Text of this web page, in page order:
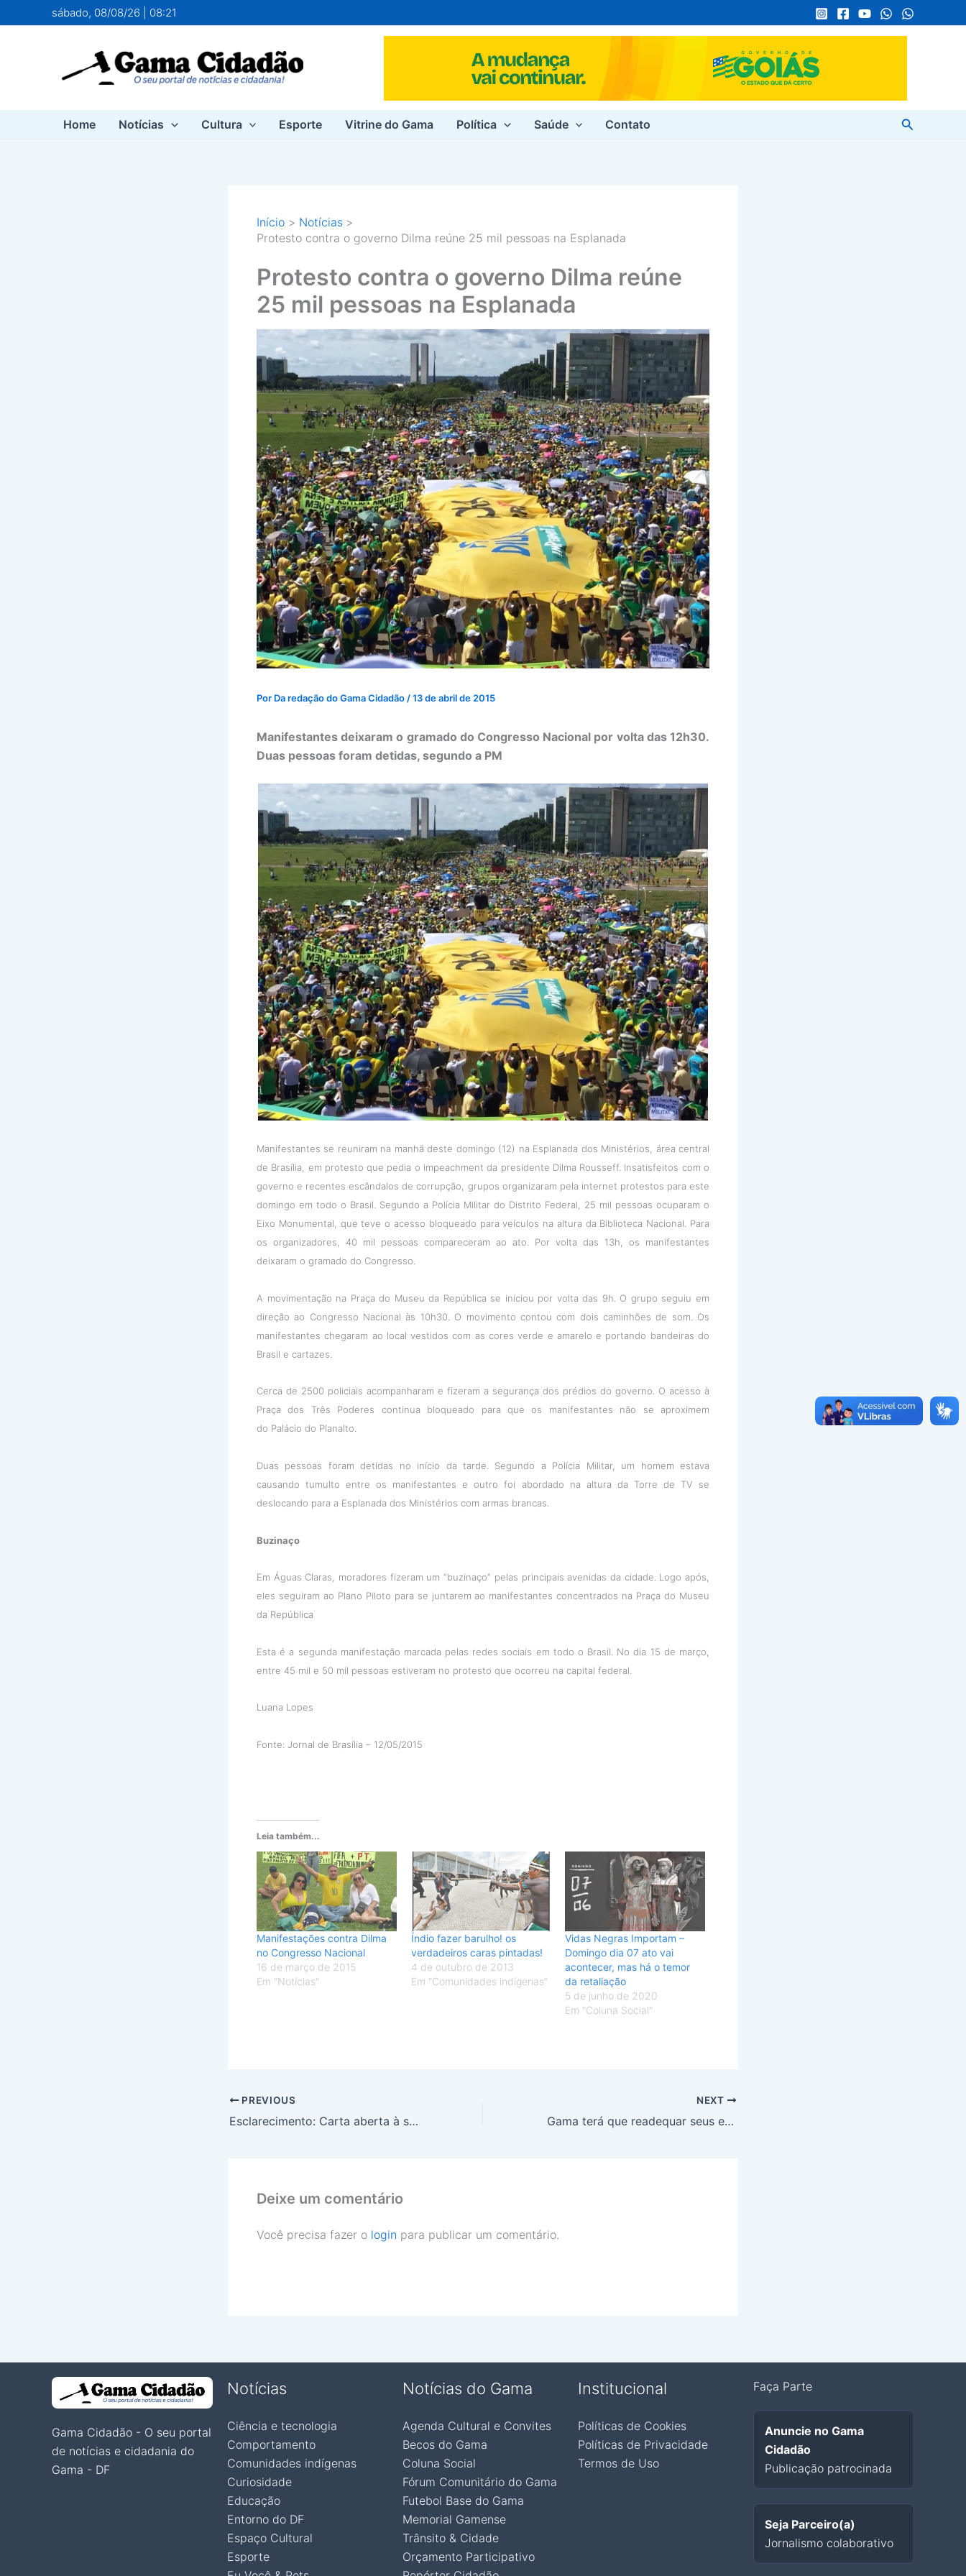
para
sábado, 08/08/26 | 08:21
Home Notícias Cultura Esporte Vitrine do Gama Política Saúde Contato Pesquisar
Início
Notícias
Protesto contra o governo Dilma reúne 25 mil pessoas na Esplanada
Protesto contra o governo Dilma reúne
25 mil pessoas na Esplanada
Por Da redação do Gama Cidadão /13 de abril de 2015
Manifestantes deixaram o gramado do Congresso Nacional por volta das 12h30.
Duas pessoas foram detidas, segundo a PM
Manifestantes se reuniram na manhã deste domingo (12) na Esplanada dos Ministérios, área central
de Brasília, em protesto que pedia o impeachment da presidente Dilma Rousseff. Insatisfeitos com o
governo e recentes escândalos de corrupção, grupos organizaram pela internet protestos para este
domingo em todo o Brasil. Segundo a Polícia Militar do Distrito Federal, 25 mil pessoas ocuparam o
Eixo Monumental, que teve o acesso bloqueado para veículos na altura da Biblioteca Nacional. Para
os organizadores, 40 mil pessoas compareceram ao ato. Por volta das 13h, os manifestantes
deixaram o gramado do Congresso.
A movimentação na Praça do Museu da República se iniciou por volta das 9h. O grupo seguiu em
direção ao Congresso Nacional às 10h30. O movimento contou com dois caminhões de som. Os
manifestantes chegaram ao local vestidos com as cores verde e amarelo e portando bandeiras do
Brasil e cartazes.
Cerca de 2500 policiais acompanharam e fizeram a segurança dos prédios do governo. O acesso à
Praça dos Três Poderes continua bloqueado para que os manifestantes não se aproximem
do Palácio do Planalto.
Duas pessoas foram detidas no início da tarde. Segundo a Polícia Militar, um homem estava
causando tumulto entre os manifestantes e outro foi abordado na altura da Torre de TV se
deslocando para a Esplanada dos Ministérios com armas brancas.
Buzinaço
Em Águas Claras, moradores fizeram um “buzinaço” pelas principais avenidas da cidade. Logo após,
eles seguiram ao Plano Piloto para se juntarem ao manifestantes concentrados na Praça do Museu
da República
Esta é a segunda manifestação marcada pelas redes sociais em todo o Brasil. No dia 15 de março,
entre 45 mil e 50 mil pessoas estiveram no protesto que ocorreu na capital federal.
Luana Lopes
Fonte: Jornal de Brasília – 12/05/2015
Leia também...
Manifestações contra Dilma
no Congresso Nacional
16 de março de 2015
Em "Notícias"
Índio fazer barulho! os
verdadeiros caras pintadas!
4 de outubro de 2013
Em "Comunidades indígenas"
Vidas Negras Importam –
Domingo dia 07 ato vai
acontecer, mas há o temor
da retaliação
5 de junho de 2020
Em "Coluna Social"
PREVIOUS
Esclarecimento: Carta aberta à sociedade sobre a INFRAERO
NEXT
Gama terá que readequar seus espaços para acessibilidade de deficientes
Deixe um comentário
Você precisa fazer o login para publicar um comentário.
Gama Cidadão - O seu portal
de notícias e cidadania do
Gama - DF
Notícias
Ciência e tecnologia
Comportamento
Comunidades indígenas
Curiosidade
Educação
Entorno do DF
Espaço Cultural
Esporte
Notícias do Gama
Agenda Cultural e Convites
Becos do Gama
Coluna Social
Fórum Comunitário do Gama
Futebol Base do Gama
Memorial Gamense
Trânsito & Cidade
Orçamento Participativo
Institucional
Políticas de Cookies
Políticas de Privacidade
Termos de Uso
Faça Parte
Anuncie no Gama
Cidadão
Publicação patrocinada
Seja Parceiro(a)
Jornalismo colaborativo